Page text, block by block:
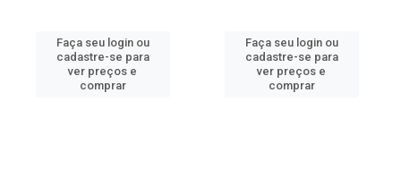
Faça seu login ou
cadastre-se para
ver preços e
comprar
Faça seu login ou
cadastre-se para
ver preços e
comprar